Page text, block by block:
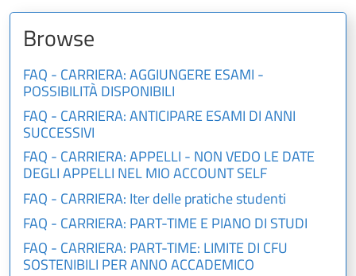
Browse
FAQ - CARRIERA: AGGIUNGERE ESAMI -
POSSIBILITÀ DISPONIBILI
FAQ - CARRIERA: ANTICIPARE ESAMI DI ANNI
SUCCESSIVI
FAQ - CARRIERA: APPELLI - NON VEDO LE DATE
DEGLI APPELLI NEL MIO ACCOUNT SELF
FAQ - CARRIERA: Iter delle pratiche studenti
FAQ - CARRIERA: PART-TIME E PIANO DI STUDI
FAQ - CARRIERA: PART-TIME: LIMITE DI CFU
SOSTENIBILI PER ANNO ACCADEMICO